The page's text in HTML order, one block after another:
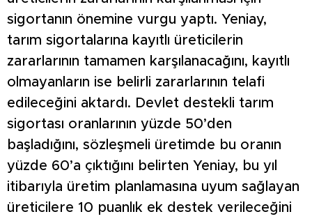
sigortanın önemine vurgu yaptı. Yeniay,
tarım sigortalarına kayıtlı üreticilerin
zararlarının tamamen karşılanacağını, kayıtlı
olmayanların ise belirli zararlarının telafi
edileceğini aktardı. Devlet destekli tarım
sigortası oranlarının yüzde 50’den
başladığını, sözleşmeli üretimde bu oranın
yüzde 60’a çıktığını belirten Yeniay, bu yıl
itibarıyla üretim planlamasına uyum sağlayan
üreticilere 10 puanlık ek destek verileceğini